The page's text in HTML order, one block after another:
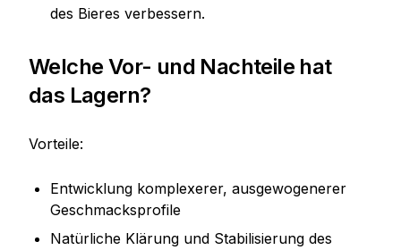
des Bieres verbessern.
Welche Vor- und Nachteile hat
das Lagern?
Vorteile:
Entwicklung komplexerer, ausgewogenerer
Geschmacksprofile
Natürliche Klärung und Stabilisierung des